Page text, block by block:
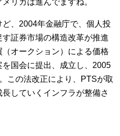
リカは進んでますね。
、2004年金融庁で、個人投
証券市場の構造改革が推進
オークション）による価格
国会に提出、成立し、2005
この法改正により、PTSが取
していくインフラが整備さ